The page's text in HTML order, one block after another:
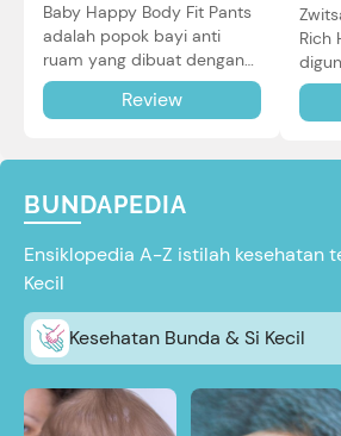
Baby Happy Body Fit Pants
adalah popok bayi anti
ruam yang dibuat dengan
teknologi Air Through
Technology.Review
Rich
baru
BUNDAPEDIA
Ensiklopedia A-Z istilah kesehatan
Kecil
Kesehatan Bunda & Si Kecil